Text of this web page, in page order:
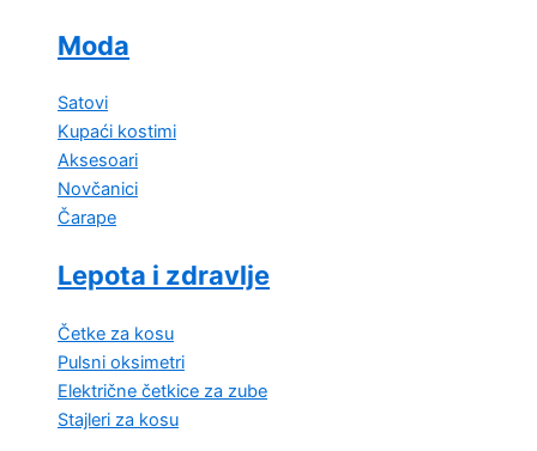
Moda
Satovi
Kupaći kostimi
Aksesoari
Novčanici
Čarape
Lepota i zdravlje
Četke za kosu
Pulsni oksimetri
Električne četkice za zube
Stajleri za kosu